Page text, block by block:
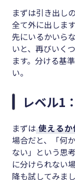
まずは引き出し
全て外に出しま
先にいるかいら
いと、再びいく
ます。分ける基
い。
レベル1
まずは 使える
場合だと、「何
ない」という思
に分けられない
降も試してみまし